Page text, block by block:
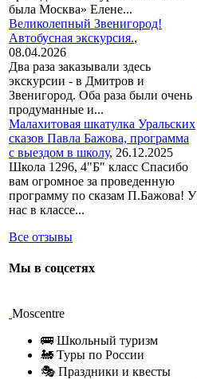
была Москва» Елене...
Великолепный Звенигород!
Автобусная экскурсия.,
08.04.2026
Два раза заказывали здесь
экскурсии - в Дмитров и
Звенигород. Оба раза были очень
продуманные и...
Малахитовая шкатулка Уральских
сказов Павла Бажова, программа
с выездом в школу, 26.12.2025
Школа 1296, 4"Б" класс Спасибо
вам огромное за проведенную
программу по сказам П.Бажова! У
нас в классе...
Все отзывы
Мы в соцсетях
Moscentre
🚌 Школьный туризм
🚂 Туры по России
🎭 Праздники и квесты